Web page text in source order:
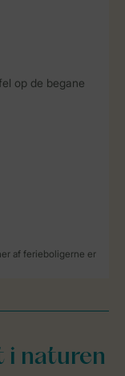
op de begane
af ferieboligerne er
i naturen